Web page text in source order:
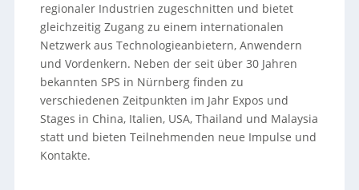
regionaler Industrien zugeschnitten und bietet
gleichzeitig Zugang zu einem internationalen
Netzwerk aus Technologieanbietern, Anwendern
und Vordenkern. Neben der seit über 30 Jahren
bekannten SPS in Nürnberg finden zu
verschiedenen Zeitpunkten im Jahr Expos und
Stages in China, Italien, USA, Thailand und Malaysia
statt und bieten Teilnehmenden neue Impulse und
Kontakte.